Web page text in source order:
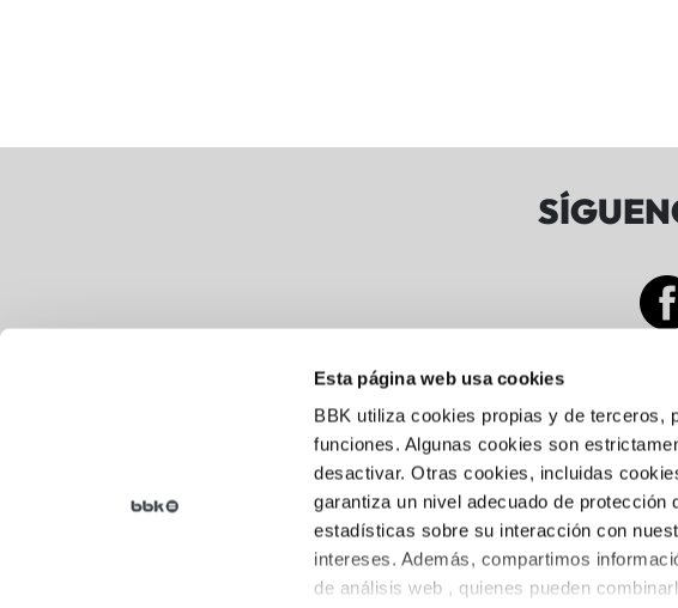
Esta página web usa cookies
BBK utiliza cookies propias y de terceros,
funciones. Algunas cookies son
desactivar. Otras cookies, incluidas
garantiza un nivel adecuado de
estadísticas sobre su interacción con
intereses. Además, compartimos
de análisis web , quienes pueden
Sala
Gran Vía de
Abando,
944 05 88 24